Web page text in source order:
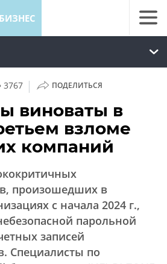
3767 | ПОДЕЛИТЬСЯ
виноваты в
взломе
компаний
произошедших в
с начала 2024 г.,
парольной
записей
Специалисты по